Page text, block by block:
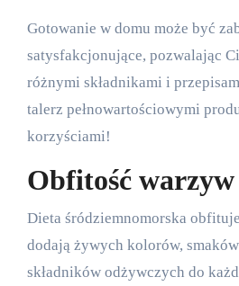
Gotowanie w domu może być
satysfakcjonujące, pozwalając
różnymi składnikami i
talerz pełnowartościowymi
korzyściami!
Obfitość warzyw
Dieta śródziemnomorska
dodają żywych kolorów,
składników odżywczych do